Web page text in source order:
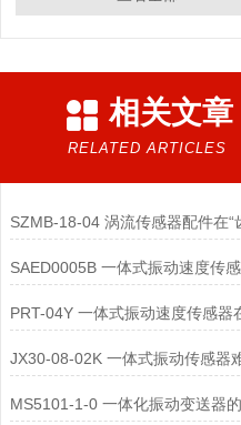
相关文章
RELATED ARTICLES